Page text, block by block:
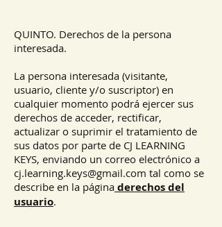
QUINTO. Derechos de la persona
interesada.
La persona interesada (visitante,
usuario, cliente y/o suscriptor) en
cualquier momento podrá ejercer sus
derechos de acceder, rectificar,
actualizar o suprimir el tratamiento de
sus datos por parte de CJ LEARNING
KEYS, enviando un correo electrónico a
cj.learning.keys@gmail.com tal como se
describe en la página derechos del
usuario.